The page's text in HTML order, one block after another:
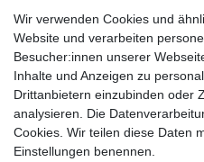
Leitsätze
Versandinformationen
Impressum
Wir verwenden Cookies und
Website und verarbeiten
Besucher:innen unserer
Inhalte und Anzeigen zu
Drittanbietern einzubinden oder
analysieren. Die
Cookies. Wir teilen diese Daten
Einstellungen benennen.